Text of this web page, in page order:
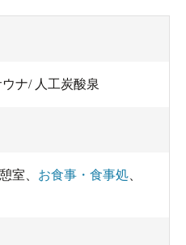
ナ/ 人工炭酸泉
室 お食事・食事処